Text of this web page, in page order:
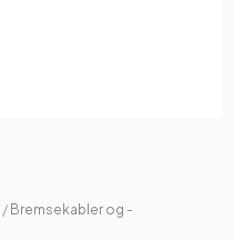
/ Bremsekabler og -